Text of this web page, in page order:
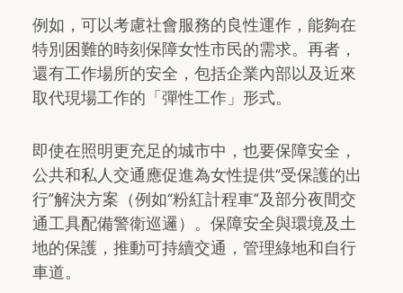
例如，可以考慮社會服務的良性運作，能夠在
特別困難的時刻保障女性市民的需求。再者，
還有工作場所的安全，包括企業內部以及近來
取代現場工作的「彈性工作」形式。
即使在照明更充足的城市中，也要保障安全，
公共和私人交通應促進為女性提供“受保護的出
行”解決方案（例如“粉紅計程車”及部分夜間交
通工具配備警衛巡邏）。保障安全與環境及土
地的保護，推動可持續交通，管理綠地和自行
車道。